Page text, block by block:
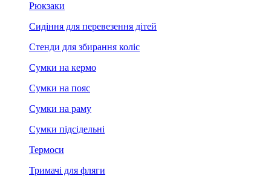
Рюкзаки
Сидіння для перевезення дітей
Стенди для збирання коліс
Сумки на кермо
Сумки на пояс
Сумки на раму
Сумки підсідельні
Термоси
Тримачі для фляги